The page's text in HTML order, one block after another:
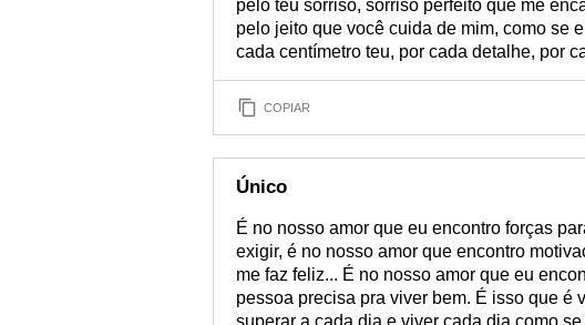
pelo teu sorriso, sorriso perfeito que me
pelo jeito que você cuida de mim, como se
cada centímetro teu, por cada detalhe, por
COPIAR
Único
É no nosso amor que eu encontro forças
exigir, é no nosso amor que encontro
me faz feliz... É no nosso amor que eu
pessoa precisa pra viver bem. É isso que é
superar a cada dia e viver cada dia como